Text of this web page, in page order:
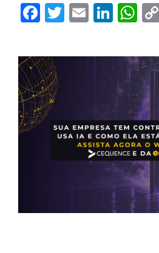
Facebook
Twitter
Email